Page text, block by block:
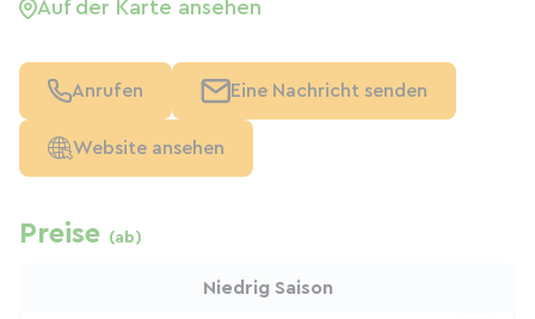
Auf der Karte ansehen
Anrufen Eine Nachricht senden
Website ansehen
Preise (ab)
Niedrig Saison